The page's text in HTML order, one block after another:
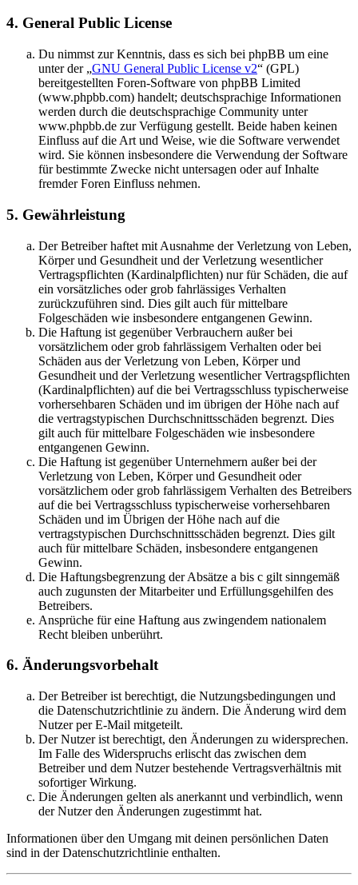
4. General Public License
Du nimmst zur Kenntnis, dass es sich bei phpBB um eine
unter der „GNU General Public License v2“ (GPL)
bereitgestellten Foren-Software von phpBB Limited
(www.phpbb.com) handelt; deutschsprachige Informationen
werden durch die deutschsprachige Community unter
www.phpbb.de zur Verfügung gestellt. Beide haben keinen
Einfluss auf die Art und Weise, wie die Software verwendet
wird. Sie können insbesondere die Verwendung der Software
für bestimmte Zwecke nicht untersagen oder auf Inhalte
fremder Foren Einfluss nehmen.
5. Gewährleistung
Der Betreiber haftet mit Ausnahme der Verletzung von Leben,
Körper und Gesundheit und der Verletzung wesentlicher
Vertragspflichten (Kardinalpflichten) nur für Schäden, die auf
ein vorsätzliches oder grob fahrlässiges Verhalten
zurückzuführen sind. Dies gilt auch für mittelbare
Folgeschäden wie insbesondere entgangenen Gewinn.
Die Haftung ist gegenüber Verbrauchern außer bei
vorsätzlichem oder grob fahrlässigem Verhalten oder bei
Schäden aus der Verletzung von Leben, Körper und
Gesundheit und der Verletzung wesentlicher Vertragspflichten
(Kardinalpflichten) auf die bei Vertragsschluss typischerweise
vorhersehbaren Schäden und im übrigen der Höhe nach auf
die vertragstypischen Durchschnittsschäden begrenzt. Dies
gilt auch für mittelbare Folgeschäden wie insbesondere
entgangenen Gewinn.
Die Haftung ist gegenüber Unternehmern außer bei der
Verletzung von Leben, Körper und Gesundheit oder
vorsätzlichem oder grob fahrlässigem Verhalten des Betreibers
auf die bei Vertragsschluss typischerweise vorhersehbaren
Schäden und im Übrigen der Höhe nach auf die
vertragstypischen Durchschnittsschäden begrenzt. Dies gilt
auch für mittelbare Schäden, insbesondere entgangenen
Gewinn.
Die Haftungsbegrenzung der Absätze a bis c gilt sinngemäß
auch zugunsten der Mitarbeiter und Erfüllungsgehilfen des
Betreibers.
Ansprüche für eine Haftung aus zwingendem nationalem
Recht bleiben unberührt.
6. Änderungsvorbehalt
Der Betreiber ist berechtigt, die Nutzungsbedingungen und
die Datenschutzrichtlinie zu ändern. Die Änderung wird dem
Nutzer per E-Mail mitgeteilt.
Der Nutzer ist berechtigt, den Änderungen zu widersprechen.
Im Falle des Widerspruchs erlischt das zwischen dem
Betreiber und dem Nutzer bestehende Vertragsverhältnis mit
sofortiger Wirkung.
Die Änderungen gelten als anerkannt und verbindlich, wenn
der Nutzer den Änderungen zugestimmt hat.
Informationen über den Umgang mit deinen persönlichen Daten
sind in der Datenschutzrichtlinie enthalten.